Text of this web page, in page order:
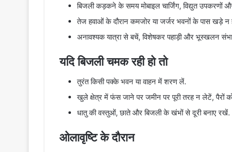
बिजली कड़कने के समय मोबाइल चार्जिंग, विद्युत उपकरणों
तेज हवाओं के दौरान कमजोर या जर्जर भवनों के पास खड़े न
अनावश्यक यात्रा से बचें, विशेषकर पहाड़ी और भूस्खलन
यदि बिजली चमक रही हो तो
तुरंत किसी पक्के भवन या वाहन में शरण लें.
खुले क्षेत्र में फंस जाने पर जमीन पर पूरी तरह न लेटें, पैरों
धातु की वस्तुओं, छाते और बिजली के खंभों से दूरी बनाए रखें.
ओलावृष्टि के दौरान